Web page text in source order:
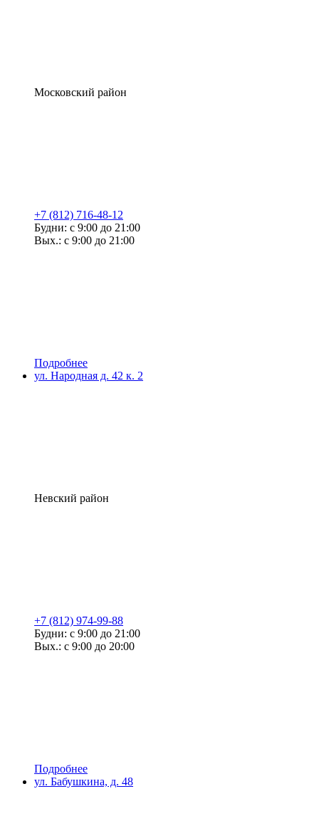
Московский район
+7 (812) 716-48-12
Будни: с 9:00 до 21:00
Вых.: с 9:00 до 21:00
Подробнее
ул. Народная д. 42 к. 2
Невский район
+7 (812) 974-99-88
Будни: с 9:00 до 21:00
Вых.: с 9:00 до 20:00
Подробнее
ул. Бабушкина, д. 48